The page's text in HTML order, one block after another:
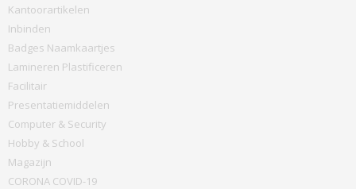
Kantoorartikelen
Inbinden
Badges Naamkaartjes
Lamineren Plastificeren
Facilitair
Presentatiemiddelen
Computer & Security
Hobby & School
Magazijn
CORONA COVID-19